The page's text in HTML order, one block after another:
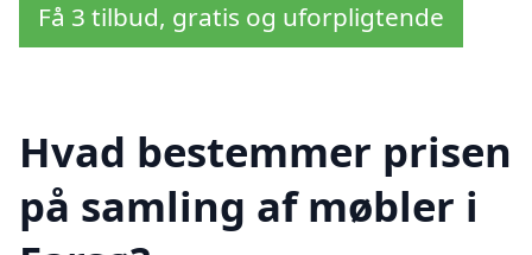
Få 3 tilbud, gratis og uforpligtende
Hvad bestemmer prisen
på samling af møbler i